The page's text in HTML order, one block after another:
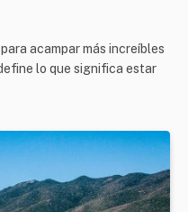
acampar más increíbles
lo que significa estar